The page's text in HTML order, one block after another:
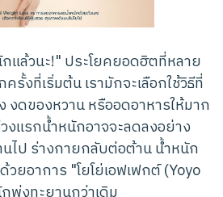
แล้วนะ!" ประโยคยอดฮิตที่หลาย
รั้งที่เริ่มต้น เรามักจะเลือกใช้วิธีที่
ดของหวาน หรืออดอาหารให้มาก
งแรกน้ำหนักอาจจะลดลงอย่าง
นไป ร่างกายกลับต่อต้าน น้ำหนัก
ยอาการ "โยโย่เอฟเฟกต์ (Yoyo